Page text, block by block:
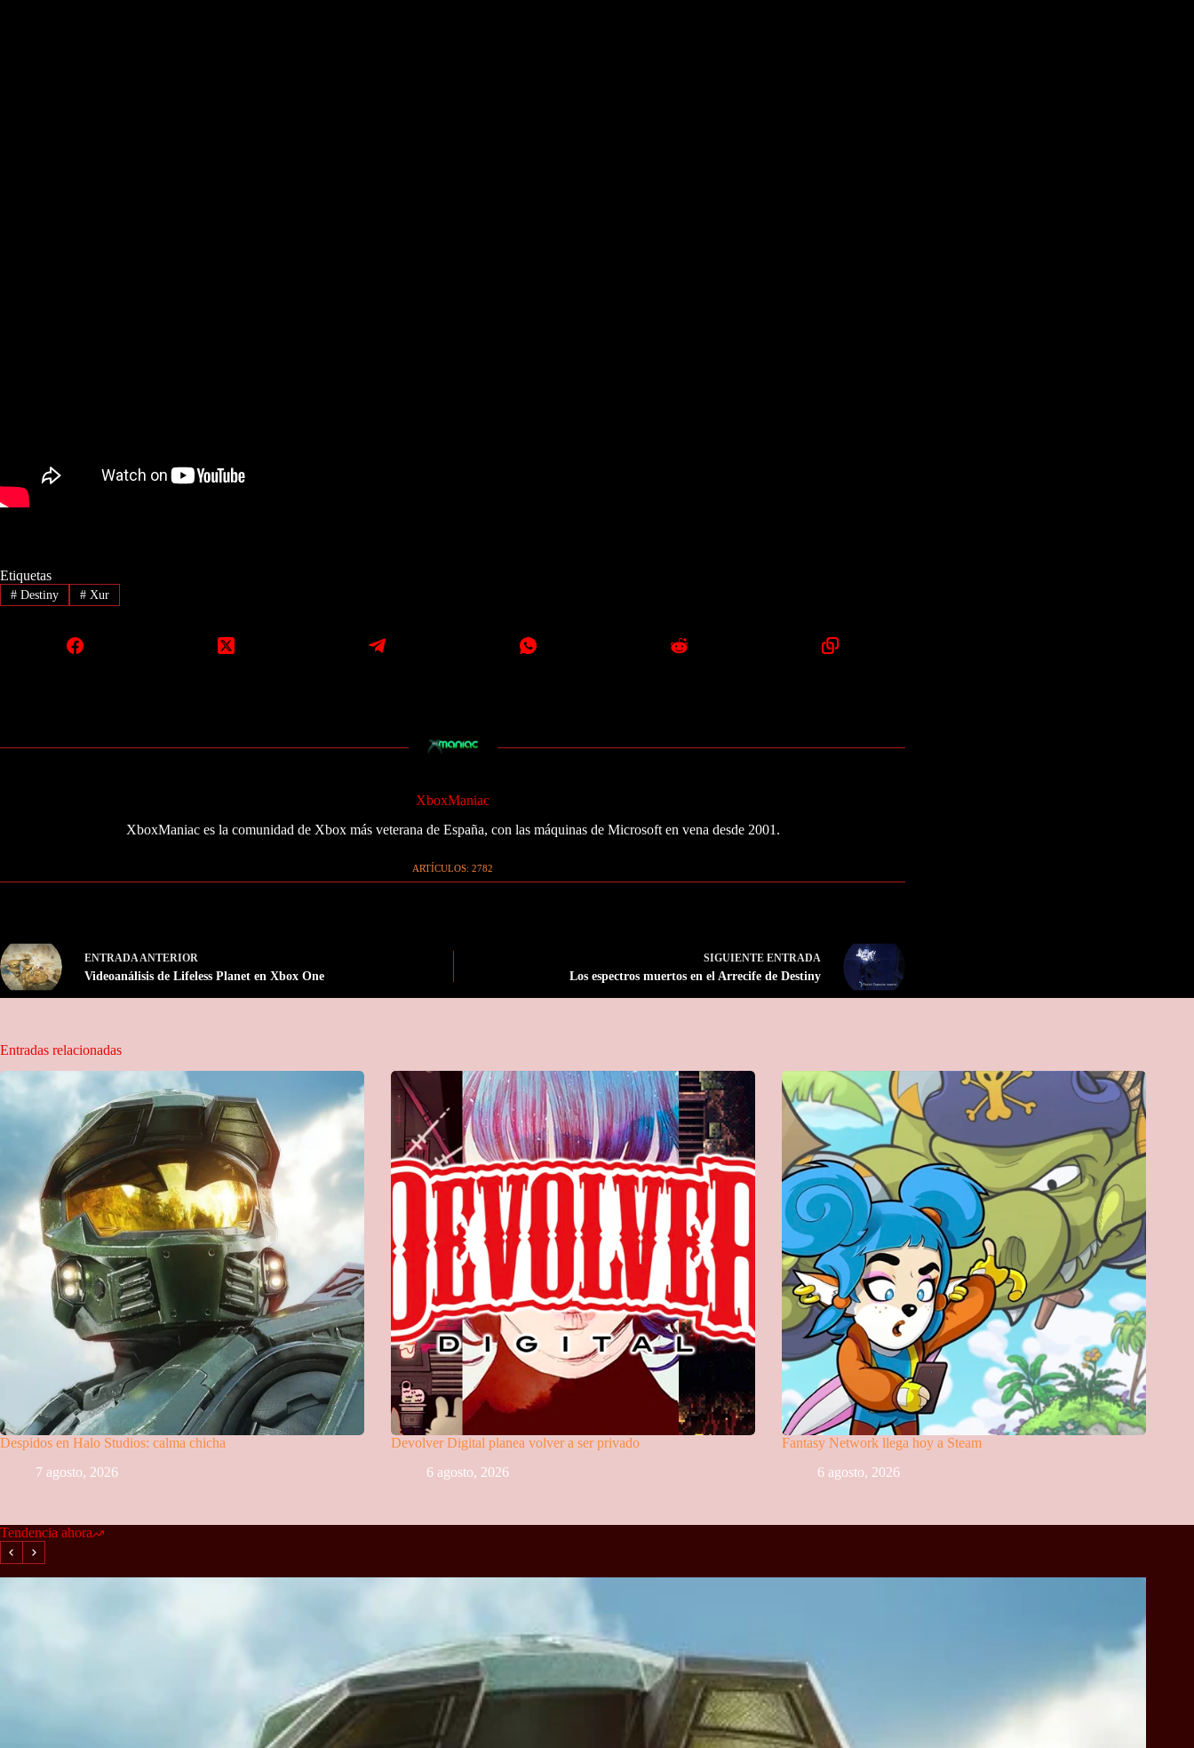
Etiquetas
#Destiny #Xur
XboxManiac
XboxManiac es la comunidad de Xbox más veterana de España, con las máquinas de Microsoft en vena desde 2001.
ARTÍCULOS: 2782
ENTRADAANTERIOR
Videoanálisis de Lifeless Planet en Xbox One
SIGUIENTEENTRADA
Los espectros muertos en el Arrecife de Destiny
Entradas relacionadas
Despidos en Halo Studios: calma chicha
7 agosto, 2026
Devolver Digital planea volver a ser privado
6 agosto, 2026
Fantasy Network llega hoy a Steam
6 agosto, 2026
Tendencia ahora